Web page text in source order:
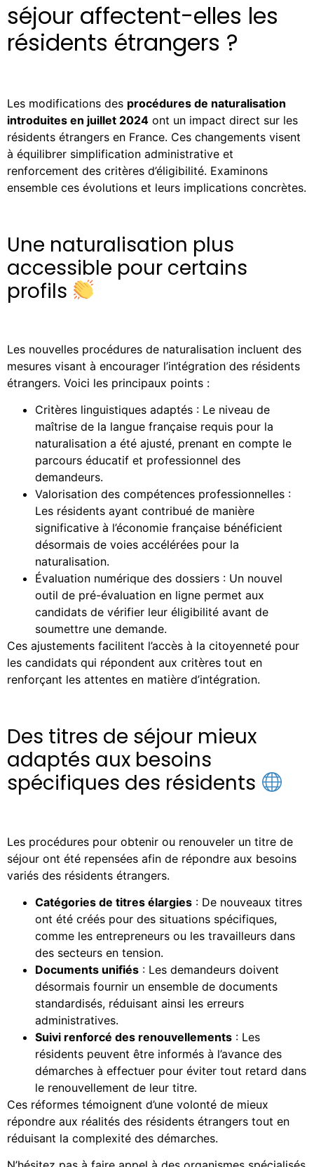
séjour affectent-elles les
résidents étrangers ?
Les modifications des procédures de naturalisation
introduites en juillet 2024 ont un impact direct sur les
résidents étrangers en France. Ces changements visent
à équilibrer simplification administrative et
renforcement des critères d’éligibilité. Examinons
ensemble ces évolutions et leurs implications concrètes.
Une naturalisation plus
accessible pour certains
profils
Les nouvelles procédures de naturalisation incluent des
mesures visant à encourager l’intégration des résidents
étrangers. Voici les principaux points :
Critères linguistiques adaptés : Le niveau de
maîtrise de la langue française requis pour la
naturalisation a été ajusté, prenant en compte le
parcours éducatif et professionnel des
demandeurs.
Valorisation des compétences professionnelles :
Les résidents ayant contribué de manière
significative à l’économie française bénéficient
désormais de voies accélérées pour la
naturalisation.
Évaluation numérique des dossiers : Un nouvel
outil de pré-évaluation en ligne permet aux
candidats de vérifier leur éligibilité avant de
soumettre une demande.
Ces ajustements facilitent l’accès à la citoyenneté pour
les candidats qui répondent aux critères tout en
renforçant les attentes en matière d’intégration.
Des titres de séjour mieux
adaptés aux besoins
spécifiques des résidents
Les procédures pour obtenir ou renouveler un titre de
séjour ont été repensées afin de répondre aux besoins
variés des résidents étrangers.
Catégories de titres élargies : De nouveaux titres
ont été créés pour des situations spécifiques,
comme les entrepreneurs ou les travailleurs dans
des secteurs en tension.
Documents unifiés : Les demandeurs doivent
désormais fournir un ensemble de documents
standardisés, réduisant ainsi les erreurs
administratives.
Suivi renforcé des renouvellements : Les
résidents peuvent être informés à l’avance des
démarches à effectuer pour éviter tout retard dans
le renouvellement de leur titre.
Ces réformes témoignent d’une volonté de mieux
répondre aux réalités des résidents étrangers tout en
réduisant la complexité des démarches.